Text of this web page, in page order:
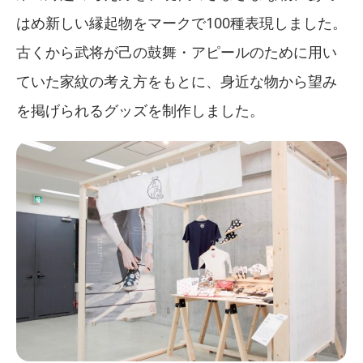
はめ新しい縁起物をマークで100種表現しました。
古くから武将が己の鼓舞・アピールのために用い
ていた家紋の考え方をもとに、身近な物から望み
を掲げられるグッズを制作しました。